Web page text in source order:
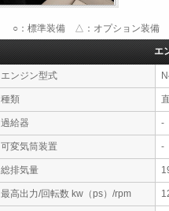
○：標準装備 △：オプション装備 -
エ
エンジン型式
種類
過給器 -
可変気筒装置 -
総排気量
最高出力/回転数 kw（ps）/rpm